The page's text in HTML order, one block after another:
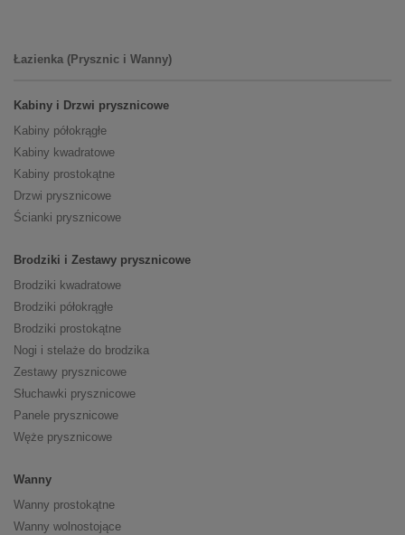
Łazienka (Prysznic i Wanny)
Kabiny i Drzwi prysznicowe
Kabiny półokrągłe
Kabiny kwadratowe
Kabiny prostokątne
Drzwi prysznicowe
Ścianki prysznicowe
Brodziki i Zestawy prysznicowe
Brodziki kwadratowe
Brodziki półokrągłe
Brodziki prostokątne
Nogi i stelaże do brodzika
Zestawy prysznicowe
Słuchawki prysznicowe
Panele prysznicowe
Węże prysznicowe
Wanny
Wanny prostokątne
Wanny wolnostojące